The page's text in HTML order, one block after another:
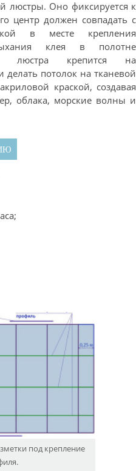
люстры. Оно фиксируется к
центр должен совпадать с
в месте крепления
клея в полотне
люстра крепится на
потолок на тканевой
краской, создавая
облака, морские волны и
под крепление